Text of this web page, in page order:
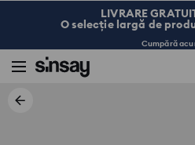
LIVRARE
O selecție largă de
Cumpără